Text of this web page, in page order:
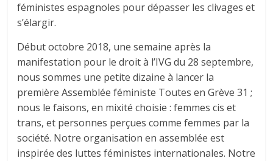
féministes espagnoles pour dépasser les clivages et
s’élargir.
Début octobre 2018, une semaine après la
manifestation pour le droit à l’IVG du 28 septembre,
nous sommes une petite dizaine à lancer la
première Assemblée féministe Toutes en Grève 31 ;
nous le faisons, en mixité choisie : femmes cis et
trans, et personnes perçues comme femmes par la
société. Notre organisation en assemblée est
inspirée des luttes féministes internationales. Notre